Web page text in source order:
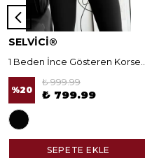
SELVİCİ®
%20
₺ 999.99
₺ 799.99
SEPETE EKLE